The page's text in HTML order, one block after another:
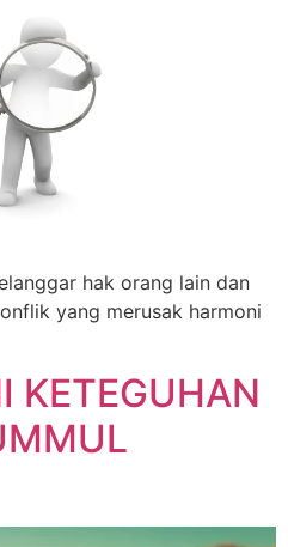
hak orang lain dan
yang merusak harmoni
KETEGUHAN